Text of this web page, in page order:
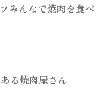
みんなで焼肉を食べ
る焼肉屋さん